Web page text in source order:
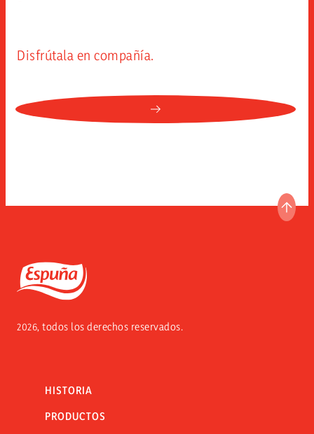
Disfrútala en compañía.
NULL: NUESTRA
Espuña
2026, todos los derechos reservados.
HISTORIA
PRODUCTOS
IR